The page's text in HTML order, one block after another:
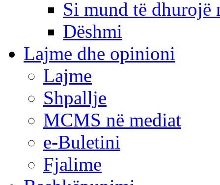
Si mund të dhurojë
Dëshmi
Lajme dhe opinioni
Lajme
Shpallje
MCMS në mediat
e-Buletini
Fjalime